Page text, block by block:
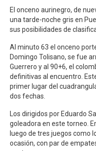
El onceno aurinegro, de
una tarde-noche gris en
sus posibilidades de
Al minuto 63 el onceno
Domingo Tolisano, se fue
Guerrero y al 90+6, el
definitivas al encuentro.
primer lugar del
dos fechas.
Los dirigidos por Eduardo
goleadora en este torneo.
luego de tres juegos como
ocasión, con par de